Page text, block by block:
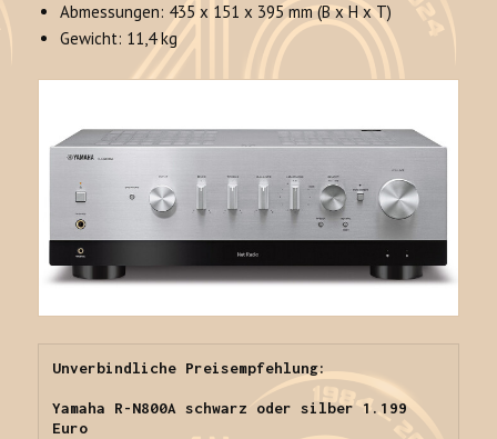
Abmessungen: 435 x 151 x 395 mm (B x H x T)
Gewicht: 11,4 kg
Unverbindliche Preisempfehlung:
Yamaha R-N800A schwarz oder silber 1.199
Euro